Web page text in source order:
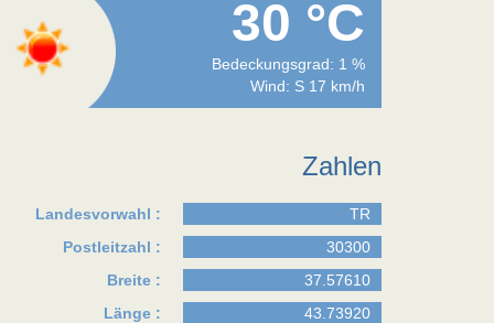
30 °C
Bedeckungsgrad: 1 %
Wind: S 17 km/h
Zahlen
Landesvorwahl :
TR
Postleitzahl :
30300
Breite :
37.57610
Länge :
43.73920